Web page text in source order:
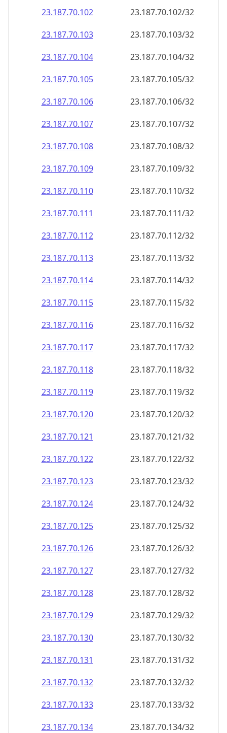
23.187.70.102
23.187.70.102/32
23.187.70.103
23.187.70.103/32
23.187.70.104
23.187.70.104/32
23.187.70.105
23.187.70.105/32
23.187.70.106
23.187.70.106/32
23.187.70.107
23.187.70.107/32
23.187.70.108
23.187.70.108/32
23.187.70.109
23.187.70.109/32
23.187.70.110
23.187.70.110/32
23.187.70.111
23.187.70.111/32
23.187.70.112
23.187.70.112/32
23.187.70.113
23.187.70.113/32
23.187.70.114
23.187.70.114/32
23.187.70.115
23.187.70.115/32
23.187.70.116
23.187.70.116/32
23.187.70.117
23.187.70.117/32
23.187.70.118
23.187.70.118/32
23.187.70.119
23.187.70.119/32
23.187.70.120
23.187.70.120/32
23.187.70.121
23.187.70.121/32
23.187.70.122
23.187.70.122/32
23.187.70.123
23.187.70.123/32
23.187.70.124
23.187.70.124/32
23.187.70.125
23.187.70.125/32
23.187.70.126
23.187.70.126/32
23.187.70.127
23.187.70.127/32
23.187.70.128
23.187.70.128/32
23.187.70.129
23.187.70.129/32
23.187.70.130
23.187.70.130/32
23.187.70.131
23.187.70.131/32
23.187.70.132
23.187.70.132/32
23.187.70.133
23.187.70.133/32
23.187.70.134
23.187.70.134/32